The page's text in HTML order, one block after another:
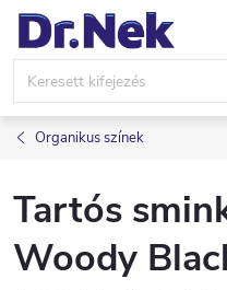
Ugrás
Organikus színek
Tartós
Woody